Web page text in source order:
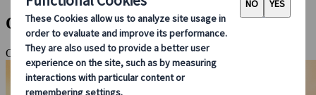
Okinawa: Inselträume in Japans Süden
Okinawa-Inseln, Naha, Tokashiki-Insel